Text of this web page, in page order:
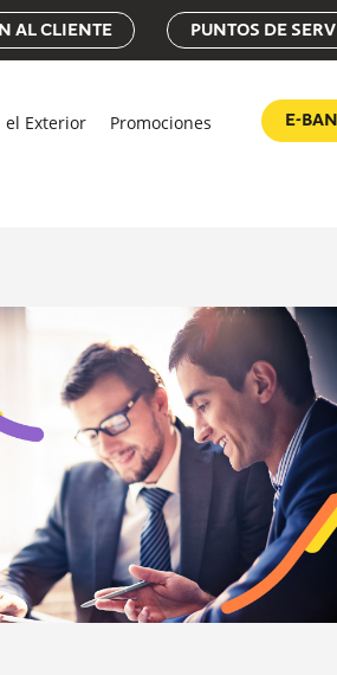
AL CLIENTE PUNTOS DE
el Exterior Promociones E-